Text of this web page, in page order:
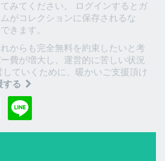
みてください。 ログインするとガ
がコレクションに保存されるな
きます。
からも完全無料を約束したいと考
費が増大し、運営的に苦しい状況
ていくために、暖かいご支援頂け
する